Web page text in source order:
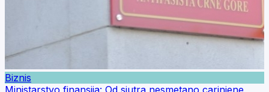
Biznis
Ministarstvo finansija: Od sjutra nesmetano carinjene